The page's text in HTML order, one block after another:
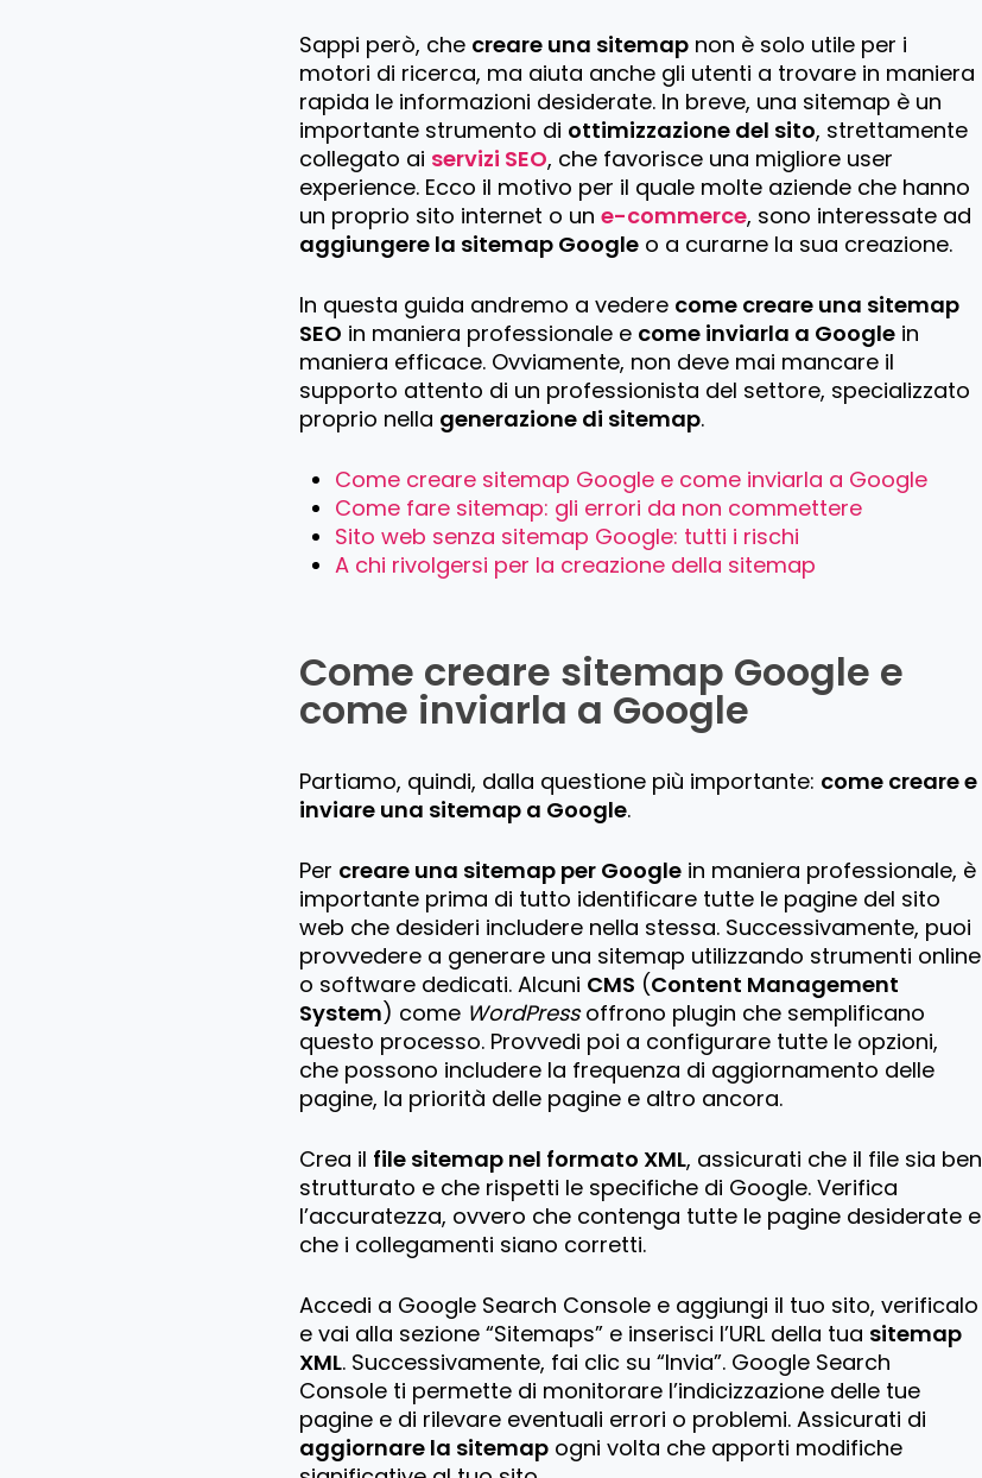
Sappi però, che creare una sitemap non è solo utile per i
motori di ricerca, ma aiuta anche gli utenti a trovare in maniera
rapida le informazioni desiderate. In breve, una sitemap è un
importante strumento di ottimizzazione del sito, strettamente
collegato ai servizi SEO, che favorisce una migliore user
experience. Ecco il motivo per il quale molte aziende che hanno
un proprio sito internet o une-commerce, sono interessate ad
aggiungere la sitemap Google o a curarne la sua creazione.
In questa guida andremo a vedere come creare una sitemap
SEO in maniera professionale e come inviarla a Google in
maniera efficace. Ovviamente, non deve mai mancare il
supporto attento di un professionista del settore, specializzato
proprio nella generazione di sitemap.
Come creare sitemap Google e come inviarla a Google
Come fare sitemap: gli errori da non commettere
Sito web senza sitemap Google: tutti i rischi
A chi rivolgersi per la creazione della sitemap
Come creare sitemap Google e
come inviarla a Google
Partiamo, quindi, dalla questione più importante: come creare e
inviare una sitemap a Google.
Per creare una sitemap per Google in maniera professionale, è
importante prima di tutto identificare tutte le pagine del sito
web che desideri includere nella stessa. Successivamente, puoi
provvedere a generare una sitemap utilizzando strumenti online
o software dedicati. Alcuni CMS (Content Management
System) come WordPressoffrono plugin che semplificano
questo processo. Provvedi poi a configurare tutte le opzioni,
che possono includere la frequenza di aggiornamento delle
pagine, la priorità delle pagine e altro ancora.
Crea il file sitemap nel formato XML, assicurati che il file sia ben
strutturato e che rispetti le specifiche di Google. Verifica
l’accuratezza, ovvero che contenga tutte le pagine desiderate e
che i collegamenti siano corretti.
Accedi a Google Search Console e aggiungi il tuo sito, verificalo
e vai alla sezione “Sitemaps” e inserisci l’URL della tua sitemap
XML. Successivamente, fai clic su “Invia”. Google Search
Console ti permette di monitorare l’indicizzazione delle tue
pagine e di rilevare eventuali errori o problemi. Assicurati di
aggiornare la sitemap ogni volta che apporti modifiche